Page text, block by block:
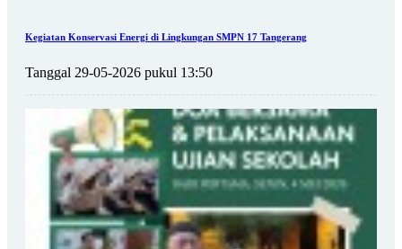
Kegiatan Konservasi Energi di Lingkungan SMPN 17 Tangerang
Tanggal 29-05-2026 pukul 13:50